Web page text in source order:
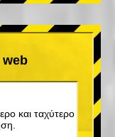
web
και ταχύτερο